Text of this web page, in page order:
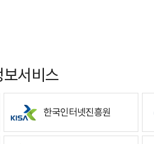
서비스
한국인터넷진흥원